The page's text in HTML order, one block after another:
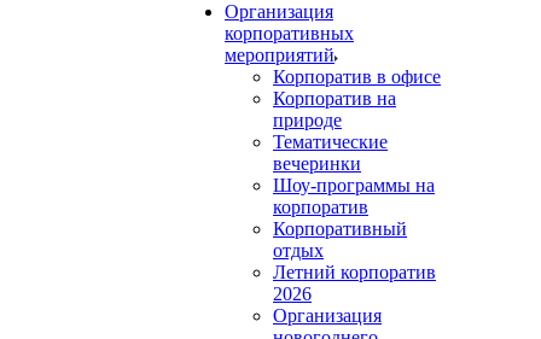
Организация
корпоративных
мероприятий
Корпоратив в офисе
Корпоратив на
природе
Тематические
вечеринки
Шоу-программы на
корпоратив
Корпоративный
отдых
Летний корпоратив
2026
Организация